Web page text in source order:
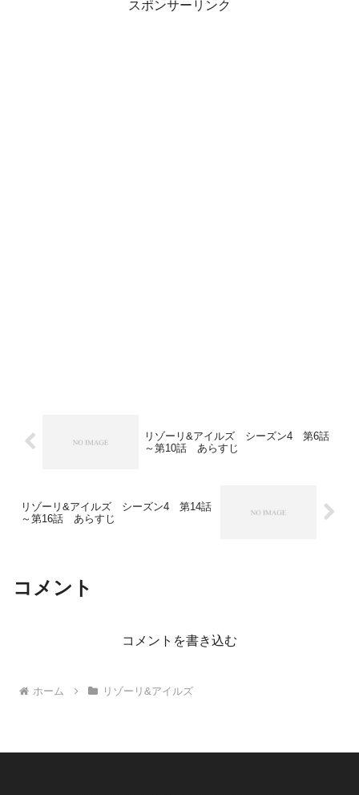
スポンサーリンク
リゾーリ&アイルズ シーズン4 第6話
～第10話 あらすじ
リゾーリ&アイルズ シーズン4 第14話
～第16話 あらすじ
コメント
コメントを書き込む
ホーム リゾーリ&アイルズ